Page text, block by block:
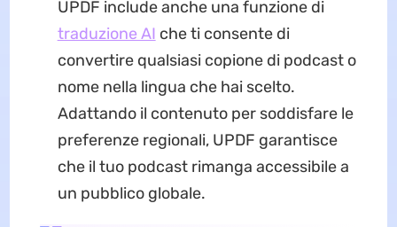
UPDF include anche una funzione di
traduzione AI che ti consente di
convertire qualsiasi copione di podcast o
nome nella lingua che hai scelto.
Adattando il contenuto per soddisfare le
preferenze regionali, UPDF garantisce
che il tuo podcast rimanga accessibile a
un pubblico globale.